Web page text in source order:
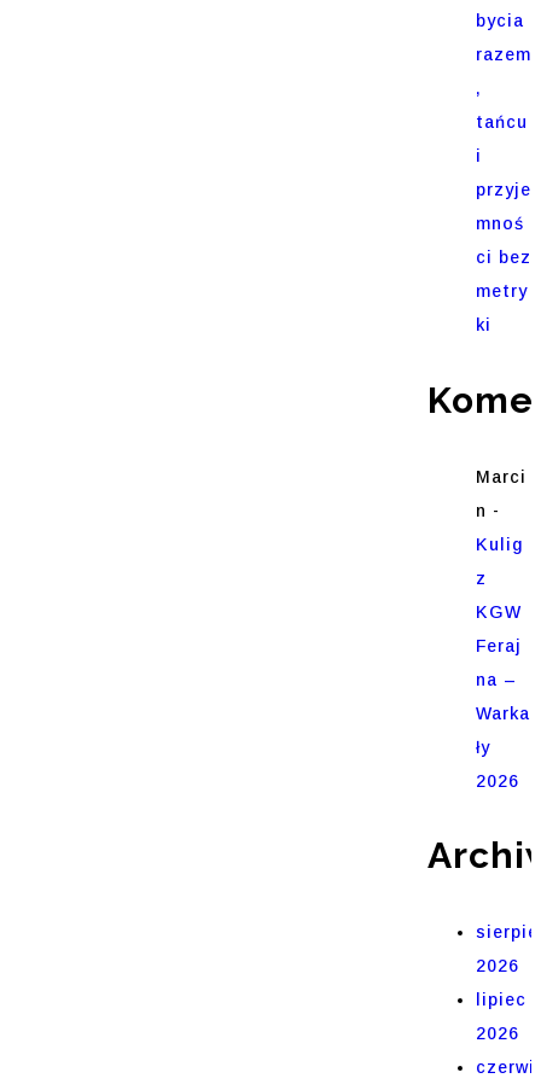
bycia
razem
,
tańcu
i
przyje
mnoś
ci bez
metry
ki
Marci
n -
Kulig
z
KGW
Feraj
na –
Warka
ły
2026
2026
lipiec
2026